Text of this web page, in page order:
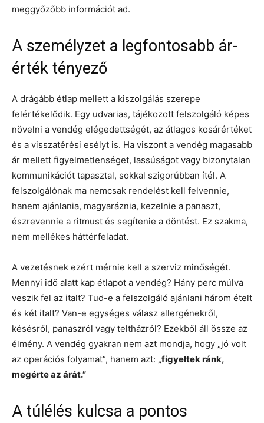
meggyőzőbb információt ad.
A személyzet a legfontosabb ár-
érték tényező
A drágább étlap mellett a kiszolgálás szerepe
felértékelődik. Egy udvarias, tájékozott felszolgáló képes
növelni a vendég elégedettségét, az átlagos kosárértéket
és a visszatérési esélyt is. Ha viszont a vendég magasabb
ár mellett figyelmetlenséget, lassúságot vagy bizonytalan
kommunikációt tapasztal, sokkal szigorúbban ítél. A
felszolgálónak ma nemcsak rendelést kell felvennie,
hanem ajánlania, magyaráznia, kezelnie a panaszt,
észrevennie a ritmust és segítenie a döntést. Ez szakma,
nem mellékes háttérfeladat.
A vezetésnek ezért mérnie kell a szerviz minőségét.
Mennyi idő alatt kap étlapot a vendég? Hány perc múlva
veszik fel az italt? Tud-e a felszolgáló ajánlani három ételt
és két italt? Van-e egységes válasz allergénekről,
késésről, panaszról vagy teltházról? Ezekből áll össze az
élmény. A vendég gyakran nem azt mondja, hogy „jó volt
az operációs folyamat”, hanem azt: „figyeltek ránk,
megérte az árát.”
A túlélés kulcsa a pontos